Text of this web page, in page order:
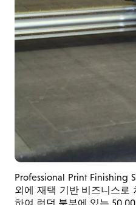
Professional Print Finishing
외에 재택 기반 비즈니스로